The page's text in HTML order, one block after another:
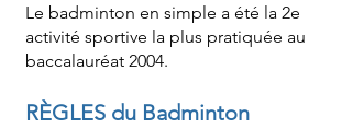
Le badminton en simple a été la 2e
activité sportive la plus pratiquée au
baccalauréat 2004.
RÈGLES du Badminton